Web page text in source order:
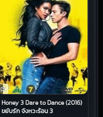
หนัง
HD
Honey 3 Dare to Dance (2016)
ขยับรัก จังหวะร้อน 3